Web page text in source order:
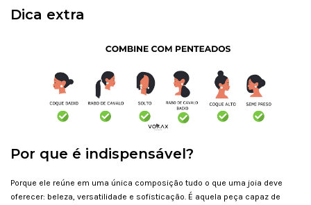
Dica extra
Por que é indispensável?
Porque ele reúne em uma única composição tudo o que uma joia deve
oferecer: beleza, versatilidade e sofisticação. É aquela peça capaz de